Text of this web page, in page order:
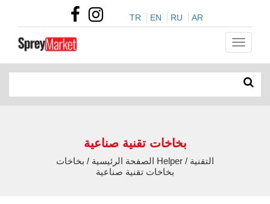
TR EN RU AR
بخاخات تقنية صناعية
الصفحة الرئيسية / بخاخات Helper التقنية /
بخاخات تقنية صناعية